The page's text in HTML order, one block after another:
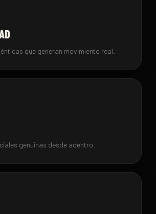
que generan movimiento real.
genuinas desde adentro.